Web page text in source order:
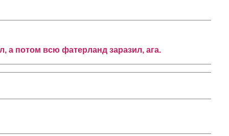
а потом всю фатерланд заразил, ага.